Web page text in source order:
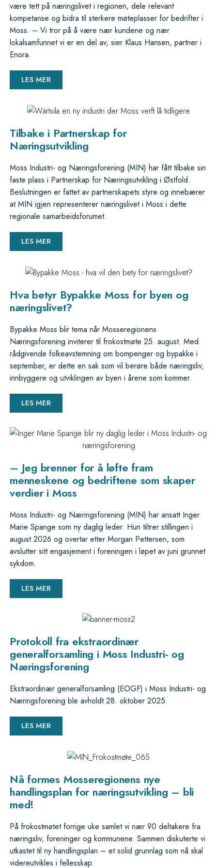
være tett på næringslivet i regionen, dele relevant
kompetanse og bidra til sterkere møteplasser for bedrifter i
Moss. – Vi tror på å være nær kundene og nær
lokalsamfunnet vi er en del av, sier Klaus Hansen, partner i
Enora.
LES MER
Tilbake i Partnerskap for
Næringsutvikling
Moss Industri- og Næringsforening (MIN) har fått tilbake sin
faste plass i Partnerskap for Næringsutvikling i Østfold.
Beslutningen er fattet av partnerskapets styre og innebærer
at MIN igjen representerer næringslivet i Moss i dette
regionale samarbeidsforumet.
LES MER
Hva betyr Bypakke Moss for byen og
næringslivet?
Bypakke Moss blir tema når Mosseregionens
Næringsforening inviterer til frokostmøte 25. august. Med
rådgivende folkeavstemning om bompenger og bypakke i
september, er dette en sak som vil berøre både næringsliv,
innbyggere og utviklingen av byen i årene som kommer.
LES MER
– Jeg brenner for å løfte fram
menneskene og bedriftene som skaper
verdier i Moss
Moss Industri- og Næringsforening (MIN) har ansatt Inger
Marie Spange som ny daglig leder. Hun tiltrer stillingen i
august 2026 og overtar etter Morgan Pettersen, som
avslutter sitt engasjement i foreningen i løpet av juni grunnet
sykdom.
LES MER
Protokoll fra ekstraordinær
generalforsamling i Moss Industri- og
Næringsforening
Ekstraordinær generalforsamling (EOGF) i Moss Industri- og
Næringsforening ble avholdt 28. oktober 2025.
LES MER
Nå formes Mosseregionens nye
handlingsplan for næringsutvikling – bli
med!
På frokostmøtet forrige uke samlet vi nær 90 deltakere fra
næringsliv, foreninger og kommunene. Sammen diskuterte vi
utkastet til ny handlingsplan – et solid grunnlag som nå skal
videreutvikles i fellesskap.